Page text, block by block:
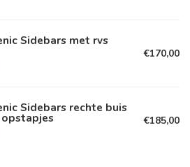
Sidebars met rvs
€170,00
Sidebars rechte buis
€185,00